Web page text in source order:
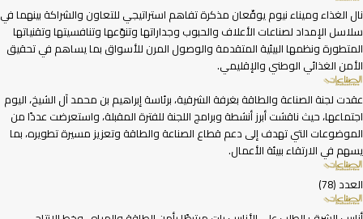
نال الغذاء وميناء نيوم يوقّعان مذكرة تفاهم استراتيجي للتعاون والشراكة بينهما في
سلاسل الإمداد لصناعات الأعلاف والحبوب وجداراتها وتنوّعها وتنافسيتها وتقنياتها
المتطورة ونظمها البيئية المتقدمة والوصول المرن للأسواق بما يساهم في تحقيق
الأمن الغذائي الوطني والإقليمي.
عقدت لجنة الصناعة والطاقة بغرفة الشرقية، برئاسة إبراهيم بن محمد آل الشيخ، اليوم
اجتماعها، حيث ناقشت أبرز أنشطة وبرامج اللجنة للفترة المقبلة، واستعرضت عددًا من
الموضوعات التي تهدف إلى دعم قطاع الصناعة والطاقة وتعزيز مسيرة تطويره، بما
يسهم في الارتقاء ببيئة الأعمال.
العدد (78)